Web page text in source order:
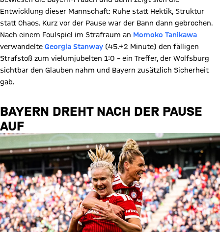
Entwicklung dieser Mannschaft: Ruhe statt Hektik, Struktur
statt Chaos. Kurz vor der Pause war der Bann dann gebrochen.
Nach einem Foulspiel im Strafraum an Momoko Tanikawa
verwandelte Georgia Stanway (45.+2 Minute) den fälligen
Strafstoß zum vielumjubelten 1:0 – ein Treffer, der Wolfsburg
sichtbar den Glauben nahm und Bayern zusätzlich Sicherheit
gab.
BAYERN DREHT NACH DER PAUSE
AUF